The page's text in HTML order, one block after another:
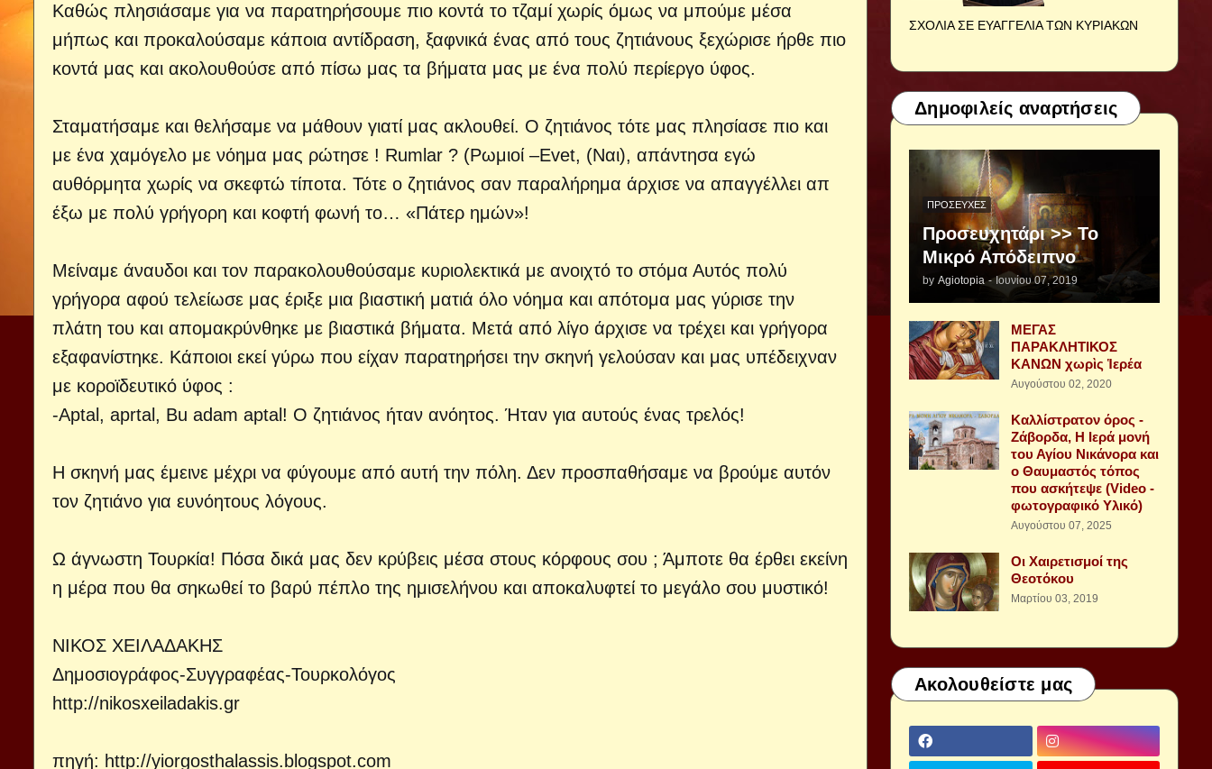
Καθώς πλησιάσαμε για να παρατηρήσουμε πιο κοντά το τζαμί χωρίς όμως να μπούμε μέσα
μήπως και προκαλούσαμε κάποια αντίδραση, ξαφνικά ένας από τους ζητιάνους ξεχώρισε ήρθε πιο
κοντά μας και ακολουθούσε από πίσω μας τα βήματα μας με ένα πολύ περίεργο ύφος.
Σταματήσαμε και θελήσαμε να μάθουν γιατί μας ακλουθεί. Ο ζητιάνος τότε μας πλησίασε πιο και
με ένα χαμόγελο με νόημα μας ρώτησε ! Rumlar ? (Ρωμιοί –Evet, (Ναι), απάντησα εγώ
αυθόρμητα χωρίς να σκεφτώ τίποτα. Τότε ο ζητιάνος σαν παραλήρημα άρχισε να απαγγέλλει απ
έξω με πολύ γρήγορη και κοφτή φωνή το… «Πάτερ ημών»!
Μείναμε άναυδοι και τον παρακολουθούσαμε κυριολεκτικά με ανοιχτό το στόμα Αυτός πολύ
γρήγορα αφού τελείωσε μας έριξε μια βιαστική ματιά όλο νόημα και απότομα μας γύρισε την
πλάτη του και απομακρύνθηκε με βιαστικά βήματα. Μετά από λίγο άρχισε να τρέχει και γρήγορα
εξαφανίστηκε. Κάποιοι εκεί γύρω που είχαν παρατηρήσει την σκηνή γελούσαν και μας υπέδειχναν
με κοροϊδευτικό ύφος :
-Aptal, aprtal, Bu adam aptal! Ο ζητιάνος ήταν ανόητος. Ήταν για αυτούς ένας τρελός!
Η σκηνή μας έμεινε μέχρι να φύγουμε από αυτή την πόλη. Δεν προσπαθήσαμε να βρούμε αυτόν
τον ζητιάνο για ευνόητους λόγους.
Ω άγνωστη Τουρκία! Πόσα δικά μας δεν κρύβεις μέσα στους κόρφους σου ; Άμποτε θα έρθει εκείνη
η μέρα που θα σηκωθεί το βαρύ πέπλο της ημισελήνου και αποκαλυφτεί το μεγάλο σου μυστικό!
ΝΙΚΟΣ ΧΕΙΛΑΔΑΚΗΣ
Δημοσιογράφος-Συγγραφέας-Τουρκολόγος
http://nikosxeiladakis.gr
πηγή: http://yiorgosthalassis.blogspot.com
ΣΧΟΛΙΑ ΣΕ ΕΥΑΓΓΕΛΙΑ ΤΩΝ ΚΥΡΙΑΚΩΝ
Δημοφιλείς αναρτήσεις
ΠΡΟΣΕΥΧΈΣ
Προσευχητάρι >> Το
Μικρό Απόδειπνο
by Agiotopia - Ιουνίου 07, 2019
ΜΕΓΑΣ
ΠΑΡΑΚΛΗΤΙΚΟΣ
ΚΑΝΩΝ χωρὶς Ἱερέα
Αυγούστου 02, 2020
Καλλίστρατον όρος -
Ζάβορδα, Η Ιερά μονή
του Αγίου Νικάνορα και
ο Θαυμαστός τόπος
που ασκήτεψε (Video -
φωτογραφικό Υλικό)
Αυγούστου 07, 2025
Οι Χαιρετισμοί της
Θεοτόκου
Μαρτίου 03, 2019
Ακολουθείστε μας